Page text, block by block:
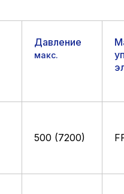
Давление
макс.
500 (7200)